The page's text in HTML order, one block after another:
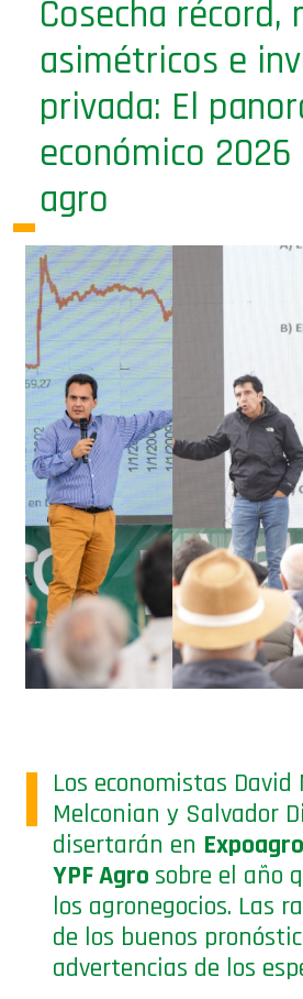
asimétricos e
privada: El
económico 2026
agro
Melconian y Salvador
disertarán en
YPF Agrosobre el año
los agronegocios. Las
de los buenos
advertencias de los